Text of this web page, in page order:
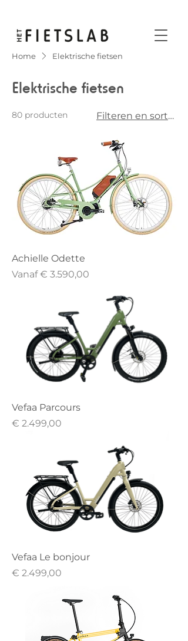
Home Elektrische fietsen
Elektrische fietsen
80 producten Filteren en sorteren
Achielle Odette
Vanaf€ 3.590,00
Verkoopprijs
Vefaa Parcours
Prijs
€ 2.499,00
Vefaa Le bonjour
Prijs
€ 2.499,00